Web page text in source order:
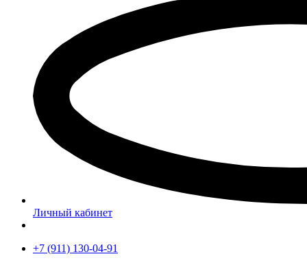
Личный кабинет
+7 (911) 130-04-91